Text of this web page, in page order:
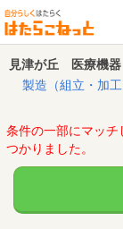
見津が丘 医療機
製造（組立・加
条件の一部にマッ
つかりました。